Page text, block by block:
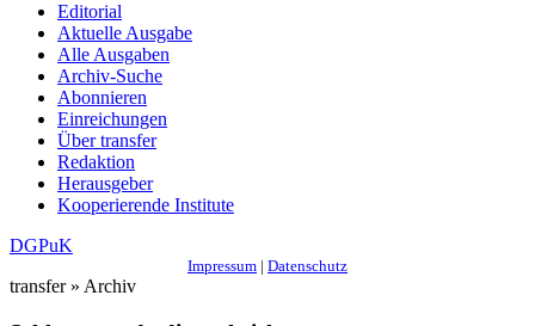
Editorial
Aktuelle Ausgabe
Alle Ausgaben
Archiv-Suche
Abonnieren
Einreichungen
Über transfer
Redaktion
Herausgeber
Kooperierende Institute
DGPuK
Impressum | Datenschutz
transfer » Archiv